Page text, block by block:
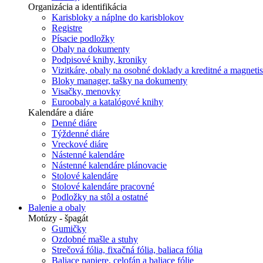
Organizácia a identifikácia
Karisbloky a náplne do karisblokov
Registre
Písacie podložky
Obaly na dokumenty
Podpisové knihy, kroniky
Vizitkáre, obaly na osobné doklady a kreditné a
Bloky manager, tašky na dokumenty
Visačky, menovky
Euroobaly a katalógové knihy
Kalendáre a diáre
Denné diáre
Týždenné diáre
Vreckové diáre
Nástenné kalendáre
Nástenné kalendáre plánovacie
Stolové kalendáre
Stolové kalendáre pracovné
Podložky na stôl a ostatné
Balenie a obaly
Motúzy - špagát
Gumičky
Ozdobné mašle a stuhy
Strečová fólia, fixačná fólia, baliaca fólia
Baliace papiere, celofán a baliace fólie